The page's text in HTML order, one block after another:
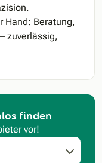
Hand: Beratung,
zuverlässig,
finden
vor!